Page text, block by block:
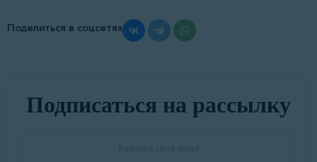
Поделиться в соцсетях
Подписаться на рассылку